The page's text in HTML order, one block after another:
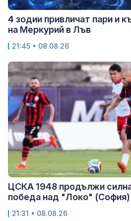
4 зодии привличат пари и
на Меркурий в Лъв
21:45 • 08.08.26
ЦСКА 1948 продължи
победа над "Локо" (София)
21:31 • 08.08.26